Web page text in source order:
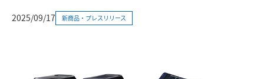
2025/09/17 新商品・プレスリリース